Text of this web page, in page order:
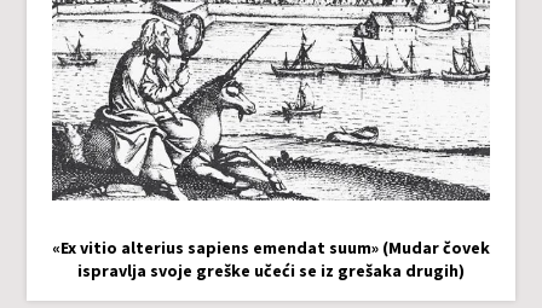
«Ex vitio alterius sapiens emendat suum» (Mudar čovek
ispravlja svoje greške učeći se iz grešaka drugih)